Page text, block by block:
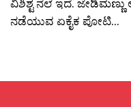
ವಿಶಿಶ್ಟ ನೆಲೆ ಇದೆ.
ನಡೆಯುವ ಏಕೈಕ ಪೋಟಿ...